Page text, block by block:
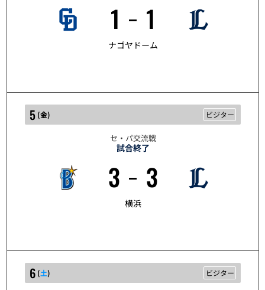
1 1
ナゴヤドーム
5 (金) ビジター
セ・パ交流戦
試合終了
3 3
横浜
6 (土) ビジター